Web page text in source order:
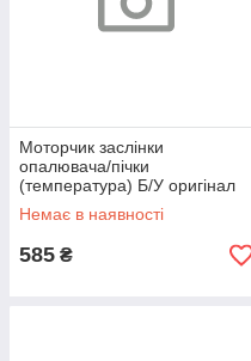
Моторчик заслінки
опалювача/пічки
(температура) Б/У оригінал
Ford/Lincoln 13-
Немає в наявності
585 ₴